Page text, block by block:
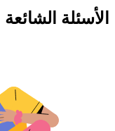
الأسئلة الشائعة